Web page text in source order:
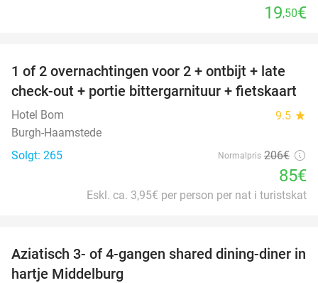
19,50€
59%
1 of 2 overnachtingen voor 2 + ontbijt + late
check-out + portie bittergarnituur + fietskaart
Hotel Bom 9.5 star
Burgh-Haamstede
Solgt: 265
Normalpris 206€
85€
Eskl. ca. 3,95€ per person per nat i turistskat
36%
Aziatisch 3- of 4-gangen shared dining-diner in
hartje Middelburg